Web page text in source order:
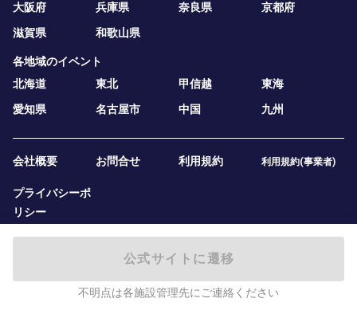
公式サイトに遷移
不明点は各施設管理先にご連絡ください
大阪府
兵庫県 奈良県
京都府
滋賀県
和歌山県
各地域のイベント
北海道
東北 甲信越
東海
愛知県
名古屋市 中国 九州
会社概要 お問合せ 利用規約 利用規約(事業者)
プライバシーポ
リシー
2019 — 2026テニスベア株式会社